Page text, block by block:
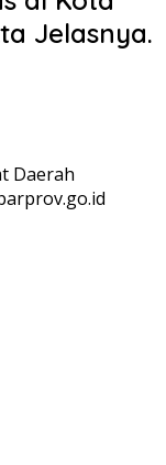
Jelasnya.
Daerah